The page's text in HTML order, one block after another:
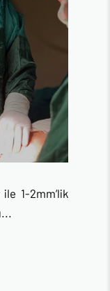
1-2mm’lik